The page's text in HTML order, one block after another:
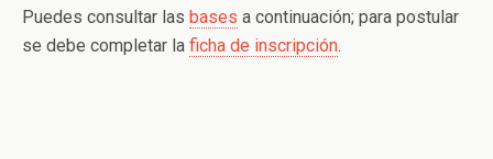
Puedes consultar las bases a continuación; para postular
se debe completar la ficha de inscripción.